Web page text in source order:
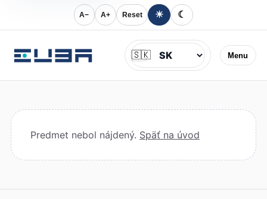
A− A+ Reset ☀ ☾
Menu
Jazyk
🇸🇰
Predmet nebol nájdený. Späť na úvod